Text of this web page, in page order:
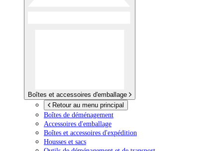
Boîtes et accessoires d'emballage
Retour au menu principal
Boîtes de déménagement
Accessoires d'emballage
Boîtes et accessoires d'expédition
Housses et sacs